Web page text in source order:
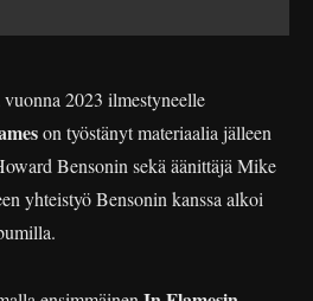
2023 ilmestyneelle
on työstänyt materiaalia jälleen
Bensonin sekä äänittäjä Mike
yhteistyö Bensonin kanssa alkoi